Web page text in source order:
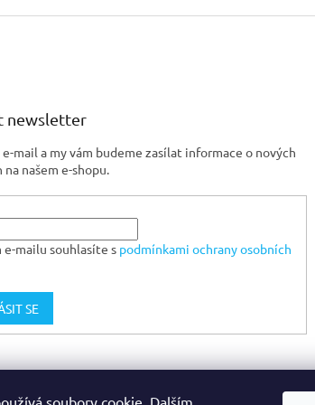
soubory cookie. Dalším
newsletter
mail a my vám budeme zasílat informace o nových
našem e-shopu.
mailu souhlasíte s podmínkami ochrany osobních
SE